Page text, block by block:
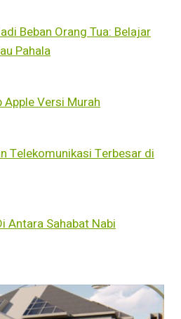
Beban Orang Tua: Belajar
Pahala
Versi Murah
Telekomunikasi Terbesar di
Antara Sahabat Nabi